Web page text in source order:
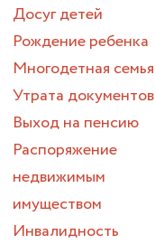
Досуг детей
Рождение ребенка
Многодетная семья
Утрата документов
Выход на пенсию
Распоряжение
недвижимым
имуществом
Инвалидность